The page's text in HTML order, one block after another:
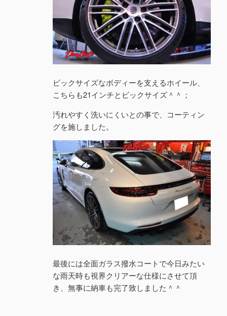
ビックサイズなボディーを支えるホイール、
こちらも21インチとビックサイズ＾＾；
汚れやすく洗いにくいとの事で、コーティン
グを施しました。
最後には全面ガラス撥水コートで今日みたい
な雨天時も視界クリアーな仕様にさせて頂
き、無事に納車も完了致しました＾＾